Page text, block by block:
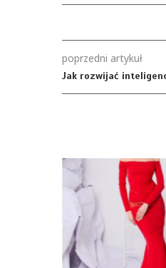
poprzedni artykuł
Jak rozwijać